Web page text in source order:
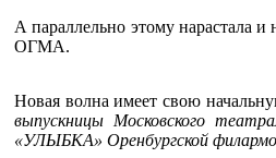
А параллельно этому нарастала
ОГМА.
Новая волна имеет свою
выпускницы Московского
«УЛЫБКА» Оренбургской